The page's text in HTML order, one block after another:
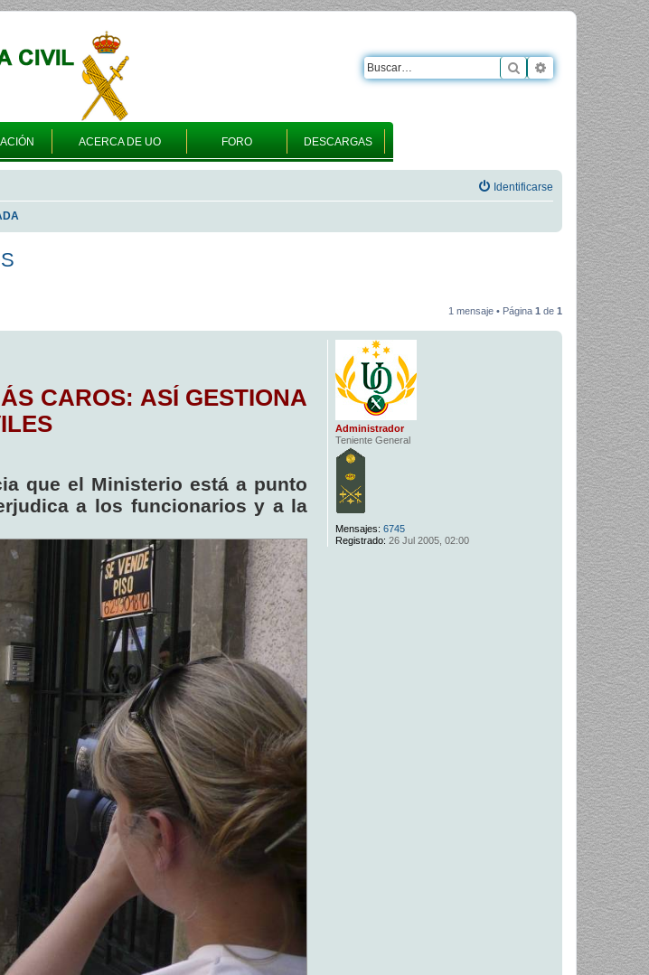
ACERCA DE UO FORO DESCARGAS
Buscar Búsqueda
Identificarse
1 mensaje • Página 1 de 1
Administrador
Teniente General
Mensajes: 6745
Registrado: 26 Jul 2005, 02:00
CAROS: ASÍ GESTIONA
que el Ministerio está a punto
a los funcionarios y a la